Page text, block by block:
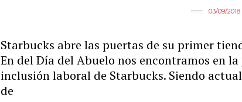
03/09/2018
Starbucks abre las puertas de su primer
En del Día del Abuelo nos encontramos en
inclusión laboral de Starbucks. Siendo
de